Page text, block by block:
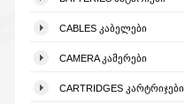
CABLES ᲙᲐᲑᲔᲚᲔᲑᲘ
CAMERA ᲙᲐᲛᲔᲠᲔᲑᲘ
CARTRIDGES ᲙᲐᲠᲢᲠᲘᲯᲔᲑᲘ